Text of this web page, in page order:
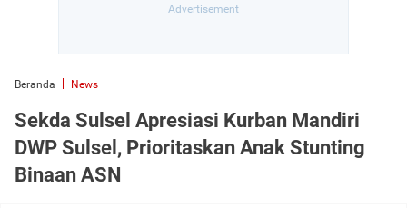
Beranda News
Sekda Sulsel Apresiasi Kurban Mandiri
DWP Sulsel, Prioritaskan Anak Stunting
Binaan ASN